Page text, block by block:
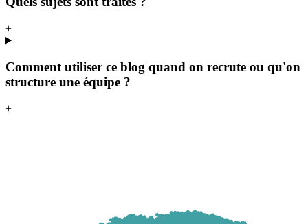
+
Comment utiliser ce blog quand on recrute ou qu'on
structure une équipe ?
+